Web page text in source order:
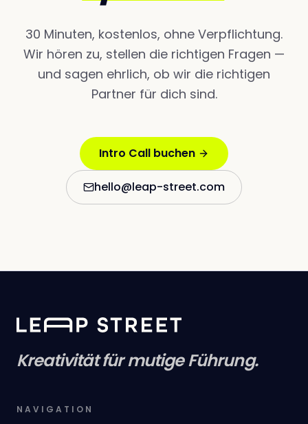
30 Minuten, kostenlos, ohne Verpflichtung.
Wir hören zu, stellen die richtigen Fragen —
und sagen ehrlich, ob wir die richtigen
Partner für dich sind.
Intro Call buchen
hello@leap-street.com
Kreativität für mutige Führung.
NAVIGATION